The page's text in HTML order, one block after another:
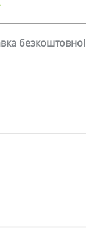
безкоштовно!